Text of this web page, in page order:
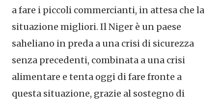
a fare i piccoli commercianti, in attesa che la
situazione migliori. Il Niger è un paese
saheliano in preda a una crisi di sicurezza
senza precedenti, combinata a una crisi
alimentare e tenta oggi di fare fronte a
questa situazione, grazie al sostegno di